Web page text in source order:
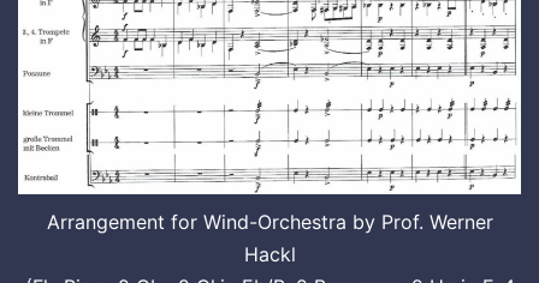
Arrangement for Wind-Orchestra by Prof. Werner
Hackl